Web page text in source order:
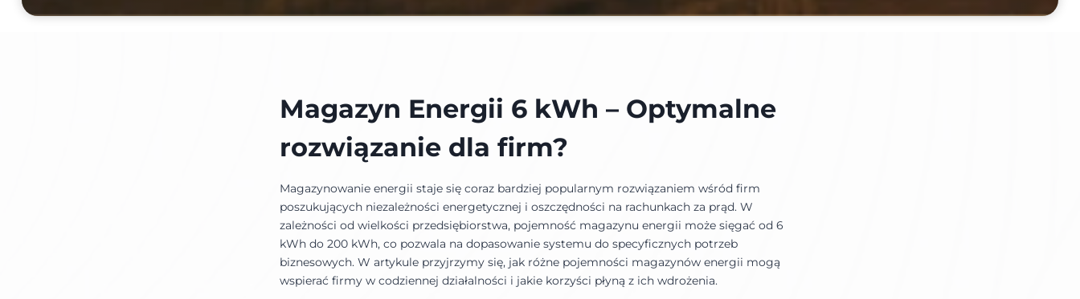
Magazyn Energii 6 kWh – Optymalne
rozwiązanie dla firm?
Magazynowanie energii staje się coraz bardziej popularnym rozwiązaniem wśród firm
poszukujących niezależności energetycznej i oszczędności na rachunkach za prąd. W
zależności od wielkości przedsiębiorstwa, pojemność magazynu energii może sięgać od 6
kWh do 200 kWh, co pozwala na dopasowanie systemu do specyficznych potrzeb
biznesowych. W artykule przyjrzymy się, jak różne pojemności magazynów energii mogą
wspierać firmy w codziennej działalności i jakie korzyści płyną z ich wdrożenia.